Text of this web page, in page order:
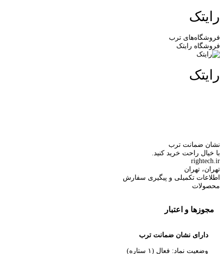
رایتک
فروشگاه‌های ترب
فروشگاه رایتک
رایتک
نشان ضمانت ترب
با خیال راحت خرید کنید.
rightech.ir
تهران، تهران
اطلاعات تکمیلی و پیگیری سفارش
محصولات
مجوزها و اعتبار
دارای نشان ضمانت ترب
وضعیت نماد: فعال (۱ ستاره)